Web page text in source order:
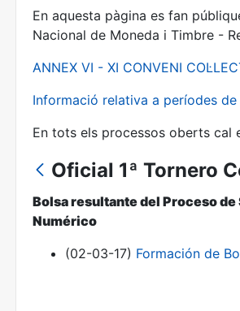
Mostra/Amaga
En aquesta pàgina es fan
Nacional de Moneda i Timbre -
ANNEX VI - XI CONVENI
Informació relativa a períodes
En tots els processos oberts cal
Oficial 1ª Tornero
Bolsa resultante del Proceso
Numérico
(02-03-17) Formación de